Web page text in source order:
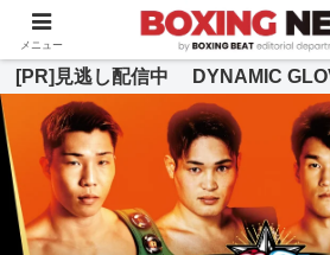
BOXING BEAT [ボクシング・ビー
[PR]見逃し配信中 DYNAMIC
メニュー